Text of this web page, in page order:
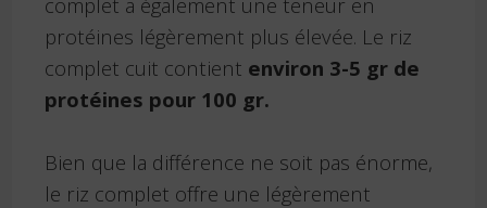
protéines légèrement plus élevée. Le riz
complet cuit contient environ 3-5 gr de
protéines pour 100 gr.
Bien que la différence ne soit pas énorme,
le riz complet offre une légèrement